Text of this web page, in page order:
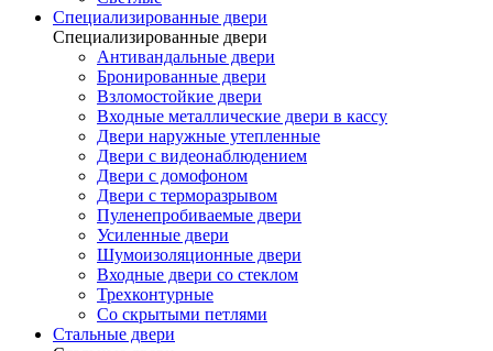
Специализированные двери
Специализированные двери
Антивандальные двери
Бронированные двери
Взломостойкие двери
Входные металлические двери в кассу
Двери наружные утепленные
Двери с видеонаблюдением
Двери с домофоном
Двери с терморазрывом
Пуленепробиваемые двери
Усиленные двери
Шумоизоляционные двери
Входные двери со стеклом
Трехконтурные
Со скрытыми петлями
Стальные двери